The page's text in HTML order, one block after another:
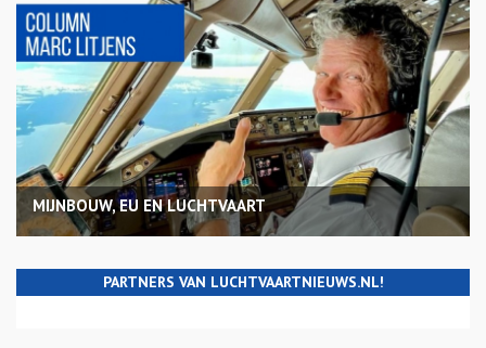
MIJNBOUW, EU EN LUCHTVAART
PARTNERS VAN LUCHTVAARTNIEUWS.NL!